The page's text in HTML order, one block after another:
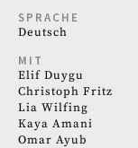
SPRACHE
Deutsch
MIT
Elif Duygu
Christoph Fritz
Lia Wilfing
Kaya Amani
Omar Ayub